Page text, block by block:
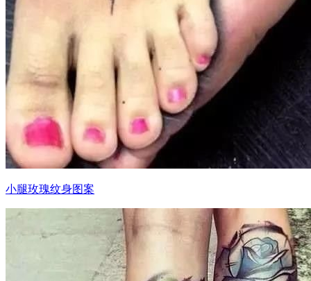
小腿玫瑰纹身图案